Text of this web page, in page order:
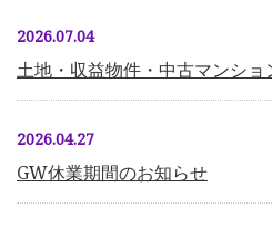
2026.07.04
土地・収益物件・中古マンショ
2026.04.27
GW休業期間のお知らせ